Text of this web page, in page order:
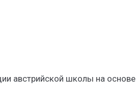
австрийской школы на основе